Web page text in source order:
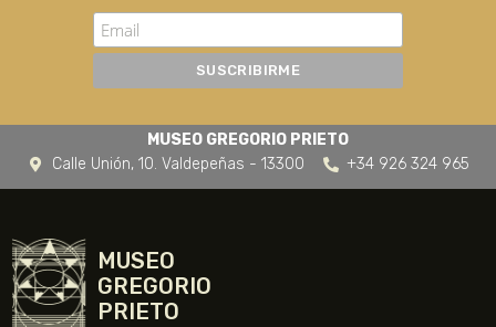
TIENDA
NOTICIAS
MUSEO GREGORIO PRIETO
Calle Unión, 10. Valdepeñas - 13300
+34 926 324 965
MUSEO
GREGORIO
PRIETO